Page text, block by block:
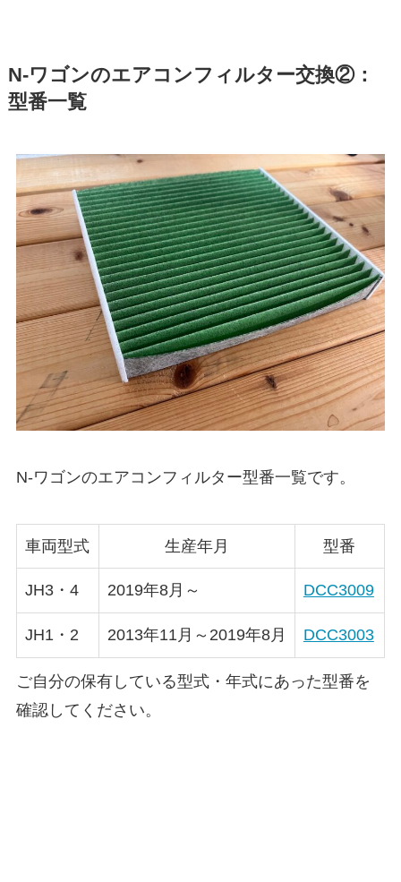
N-ワゴンのエアコンフィルター交換②：
型番一覧
N-ワゴンのエアコンフィルター型番一覧です。
車両型式 生産年月 型番
JH3・4 2019年8月～ DCC3009
JH1・2 2013年11月～2019年8月 DCC3003
ご自分の保有している型式・年式にあった型番を
確認してください。